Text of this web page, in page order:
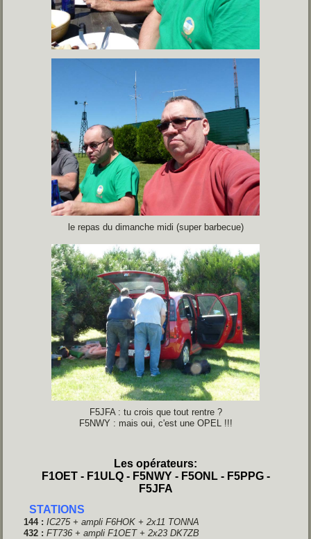
le repas du dimanche midi (super barbecue)
F5JFA : tu crois que tout rentre ?
F5NWY : mais oui, c'est une OPEL !!!
Les opérateurs:
F1OET - F1ULQ - F5NWY - F5ONL - F5PPG -
F5JFA
STATIONS
144 : IC275 + ampli F6HOK + 2x11 TONNA
432 :FT736 + ampli F1OET+ 2x23 DK7ZB